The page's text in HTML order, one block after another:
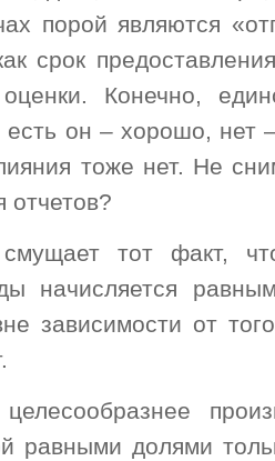
порой являются
срок
Конечно,
он – хорошо, нет
тоже нет. Не
отчетов?
тот факт,
начисляется
зависимости от
равными долями